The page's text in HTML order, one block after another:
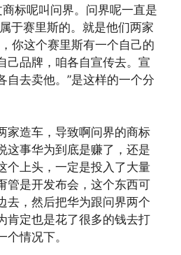
标呢叫问界。问界呢一直是
于赛里斯的。就是他们两家
你这个赛里斯有一个自己的
己品牌，咱各自宣传去。宣
自去卖他。”是这样的一个分
家造车，导致啊问界的商标
这事华为到底是赚了，还是
个上头，一定是投入了大量
管是开发布会，这个东西可
去，然后把华为跟问界两个
肯定也是花了很多的钱去打
情况下。